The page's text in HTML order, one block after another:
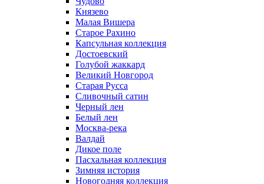
Князево
Малая Вишера
Старое Рахино
Капсульная коллекция
Достоевский
Голубой жаккард
Великий Новгород
Старая Русса
Сливочный сатин
Черный лен
Белый лен
Москва-река
Валдай
Дикое поле
Пасхальная коллекция
Зимняя история
Новогодняя коллекция